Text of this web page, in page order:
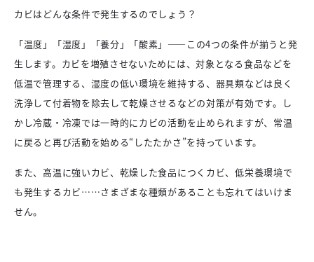
カビはどんな条件で発生するのでしょう？
「温度」「湿度」「養分」「酸素」——この4つの条件が揃うと発
生します。カビを増殖させないためには、対象となる食品などを
低温で管理する、湿度の低い環境を維持する、器具類などは良く
洗浄して付着物を除去して乾燥させるなどの対策が有効です。し
かし冷蔵・冷凍では一時的にカビの活動を止められますが、常温
に戻ると再び活動を始める“したたかさ”を持っています。
また、高温に強いカビ、乾燥した食品につくカビ、低栄養環境で
も発生するカビ……さまざまな種類があることも忘れてはいけま
せん。